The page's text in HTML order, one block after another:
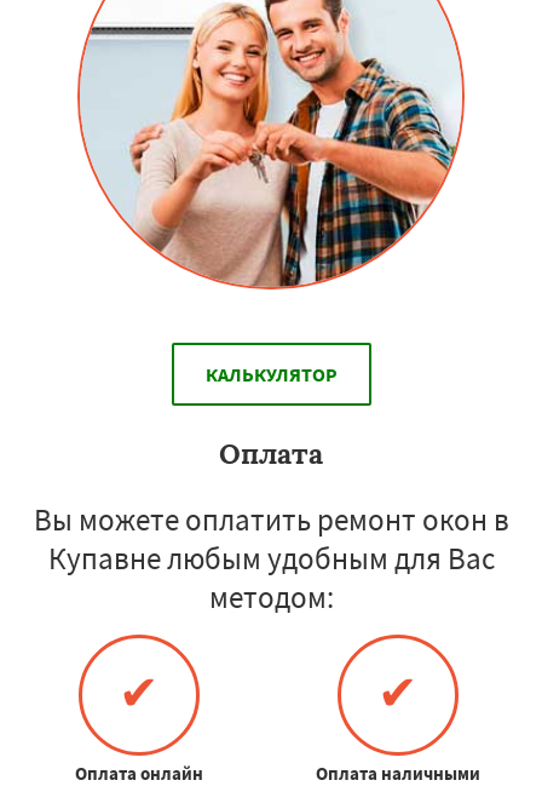
КАЛЬКУЛЯТОР
Оплата
Вы можете оплатить ремонт окон в
Купавне любым удобным для Вас
методом:
✔
Оплата онлайн
✔
Оплата наличными